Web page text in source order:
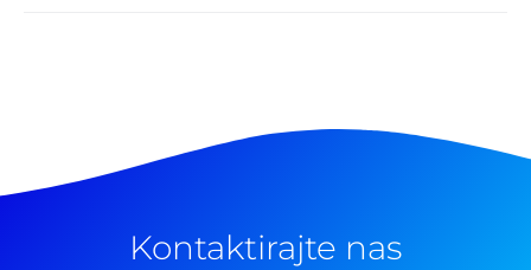
Kontaktirajte nas